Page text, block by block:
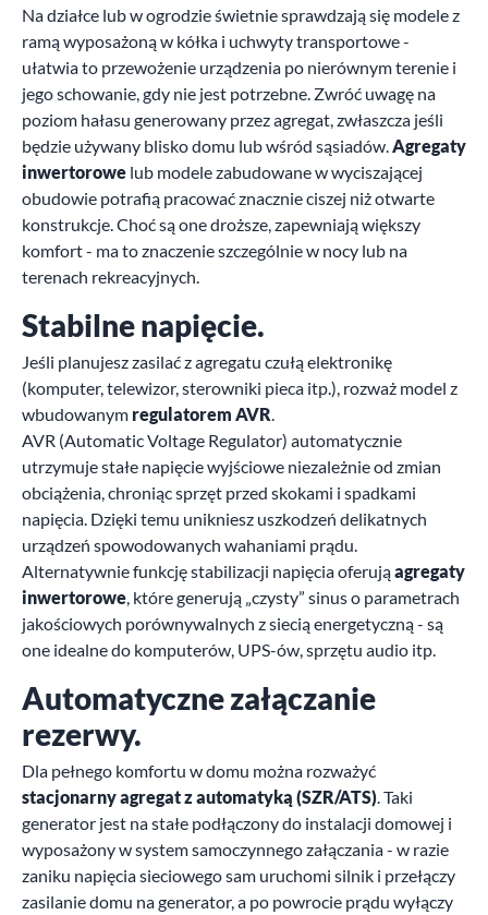
Na działce lub w ogrodzie świetnie sprawdzają się modele z
ramą wyposażoną w kółka i uchwyty transportowe -
ułatwia to przewożenie urządzenia po nierównym terenie i
jego schowanie, gdy nie jest potrzebne. Zwróć uwagę na
poziom hałasu generowany przez agregat, zwłaszcza jeśli
będzie używany blisko domu lub wśród sąsiadów. Agregaty
inwertorowe lub modele zabudowane w wyciszającej
obudowie potrafią pracować znacznie ciszej niż otwarte
konstrukcje. Choć są one droższe, zapewniają większy
komfort - ma to znaczenie szczególnie w nocy lub na
terenach rekreacyjnych.
Stabilne napięcie.
Jeśli planujesz zasilać z agregatu czułą elektronikę
(komputer, telewizor, sterowniki pieca itp.), rozważ model z
wbudowanym regulatorem AVR
AVR (Automatic Voltage Regulator) automatycznie
utrzymuje stałe napięcie wyjściowe niezależnie od zmian
obciążenia, chroniąc sprzęt przed skokami i spadkami
napięcia. Dzięki temu unikniesz uszkodzeń delikatnych
urządzeń spowodowanych wahaniami prądu.
Alternatywnie funkcję stabilizacji napięcia oferująagregaty
inwertorowe , które generują „czysty” sinus o parametrach
jakościowych porównywalnych z siecią energetyczną - są
one idealne do komputerów, UPS-ów, sprzętu audio itp.
Automatyczne załączanie
rezerwy.
Dla pełnego komfortu w domu można rozważyć
stacjonarny agregat z automatyką (SZR/ATS) . Taki
generator jest na stałe podłączony do instalacji domowej i
wyposażony w system samoczynnego załączania - w razie
zaniku napięcia sieciowego sam uruchomi silnik i przełączy
zasilanie domu na generator, a po powrocie prądu wyłączy